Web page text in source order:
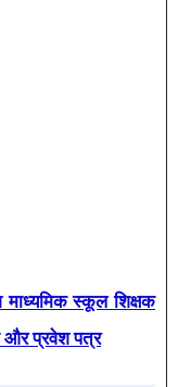
स्कूल शिक्षक
और प्रवेश पत्र